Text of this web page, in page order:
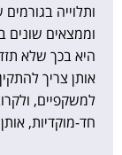
ותלוייה
וממצאים
היא בכך שלא
למשקפיים,
חד-מוקדיות,